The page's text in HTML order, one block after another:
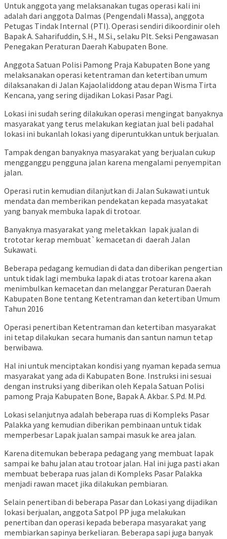
Untuk anggota yang melaksanakan tugas operasi kali ini
adalah dari anggota Dalmas (Pengendali Massa), anggota
Petugas Tindak Internal (PTI). Operasi sendiri dikoordinir oleh
Bapak A. Saharifuddin, S.H., M.Si., selaku Plt. Seksi Pengawasan
Penegakan Peraturan Daerah Kabupaten Bone.
Anggota Satuan Polisi Pamong Praja Kabupaten Bone yang
melaksanakan operasi ketentraman dan ketertiban umum
dilaksanakan di Jalan Kajaolaliddong atau depan Wisma Tirta
Kencana, yang sering dijadikan Lokasi Pasar Pagi.
Lokasi ini sudah sering dilakukan operasi mengingat banyaknya
masyarakat yang terus melakukan kegiatan jual beli padahal
lokasi ini bukanlah lokasi yang diperuntukkan untuk berjualan.
Tampak dengan banyaknya masyarakat yang berjualan cukup
mengganggu pengguna jalan karena mengalami penyempitan
jalan.
Operasi rutin kemudian dilanjutkan di Jalan Sukawati untuk
mendata dan memberikan pendekatan kepada masyatakat
yang banyak membuka lapak di trotoar.
Banyaknya masyarakat yang meletakkan lapak jualan di
trototar kerap membuat`kemacetan di daerah Jalan
Sukawati.
Beberapa pedagang kemudian di data dan diberikan pengertian
untuk tidak lagi membuka lapak di atas trotoar karena akan
menimbulkan kemacetan dan melanggar Peraturan Daerah
Kabupaten Bone tentang Ketentraman dan ketertiban Umum
Tahun 2016
Operasi penertiban Ketentraman dan ketertiban masyarakat
ini tetap dilakukan secara humanis dan santun namun tetap
berwibawa.
Hal ini untuk menciptakan kondisi yang nyaman kepada semua
masyarakat yang ada di Kabupaten Bone. Instruksi ini sesuai
dengan instruksi yang diberikan oleh Kepala Satuan Polisi
pamong Praja Kabupaten Bone, Bapak A. Akbar. S.Pd. M.Pd.
Lokasi selanjutnya adalah beberapa ruas di Kompleks Pasar
Palakka yang kemudian diberikan pembinaan untuk tidak
memperbesar Lapak jualan sampai masuk ke area jalan.
Karena ditemukan beberapa pedagang yang membuat lapak
sampai ke bahu jalan atau trotoar jalan. Hal ini juga pasti akan
membuat beberapa ruas jalan di Kompleks Pasar Palakka
menjadi rawan macet jika dilakukan pembiaran.
Selain penertiban di beberapa Pasar dan Lokasi yang dijadikan
lokasi berjualan, anggota Satpol PP juga melakukan
penertiban dan operasi kepada beberapa masyarakat yang
membiarkan sapinya berkeliaran. Beberapa sapi juga banyak